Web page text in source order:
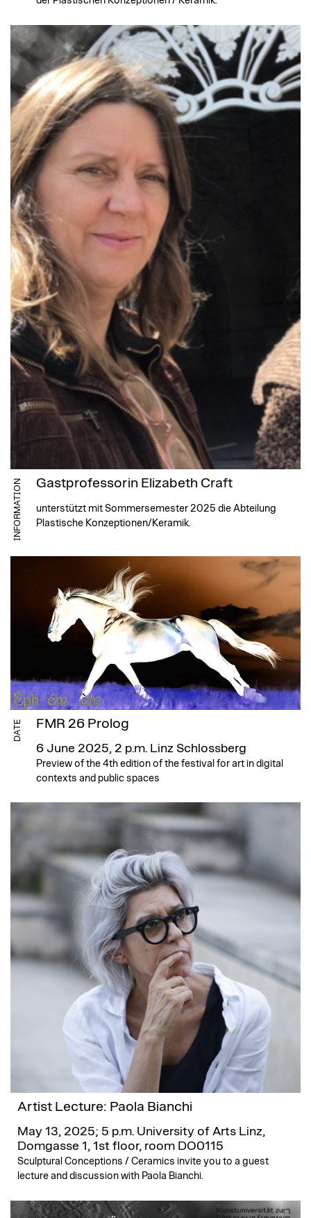
INFORMATION Gastprofessorin Elizabeth Craft
unterstützt mit Sommersemester 2025 die Abteilung
Plastische Konzeptionen/Keramik.
DATE FMR 26 Prolog
6 June 2025, 2 p.m. Linz Schlossberg
Preview of the 4th edition of the festival for art in digital
contexts and public spaces
Artist Lecture: Paola Bianchi
May 13, 2025; 5 p.m. University of Arts Linz,
Domgasse 1, 1st floor, room DO0115
Sculptural Conceptions / Ceramics invite you to a guest
lecture and discussion with Paola Bianchi.